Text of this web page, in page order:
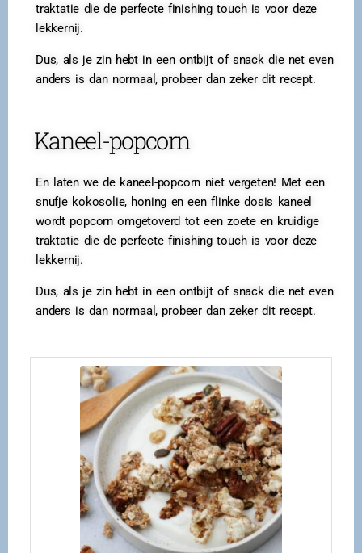
traktatie die de perfecte finishing touch is voor deze
lekkernij.
Dus, als je zin hebt in een ontbijt of snack die net even
anders is dan normaal, probeer dan zeker dit recept.
Kaneel-popcorn
En laten we de kaneel-popcorn niet vergeten! Met een
snufje kokosolie, honing en een flinke dosis kaneel
wordt popcorn omgetoverd tot een zoete en kruidige
traktatie die de perfecte finishing touch is voor deze
lekkernij.
Dus, als je zin hebt in een ontbijt of snack die net even
anders is dan normaal, probeer dan zeker dit recept.